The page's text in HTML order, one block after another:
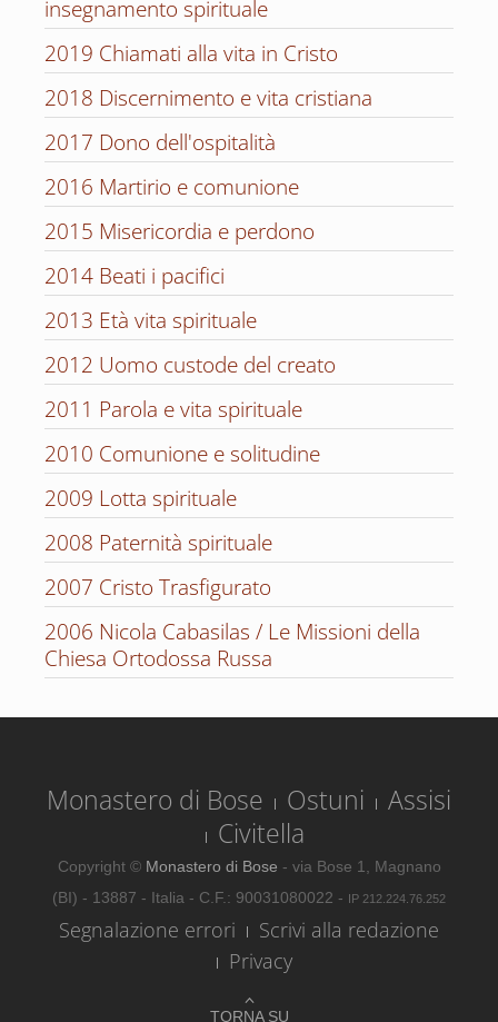
insegnamento spirituale
2019 Chiamati alla vita in Cristo
2018 Discernimento e vita cristiana
2017 Dono dell'ospitalità
2016 Martirio e comunione
2015 Misericordia e perdono
2014 Beati i pacifici
2013 Età vita spirituale
2012 Uomo custode del creato
2011 Parola e vita spirituale
2010 Comunione e solitudine
2009 Lotta spirituale
2008 Paternità spirituale
2007 Cristo Trasfigurato
2006 Nicola Cabasilas / Le Missioni della
Chiesa Ortodossa Russa
TORNA SU
Monastero di Bose Ostuni
Assisi
Civitella
Copyright © Monastero di Bose - via Bose 1, Magnano
(BI) - 13887 - Italia - C.F.: 90031080022 - IP 212.224.76.252
Segnalazione errori
Scrivi alla redazione
Privacy